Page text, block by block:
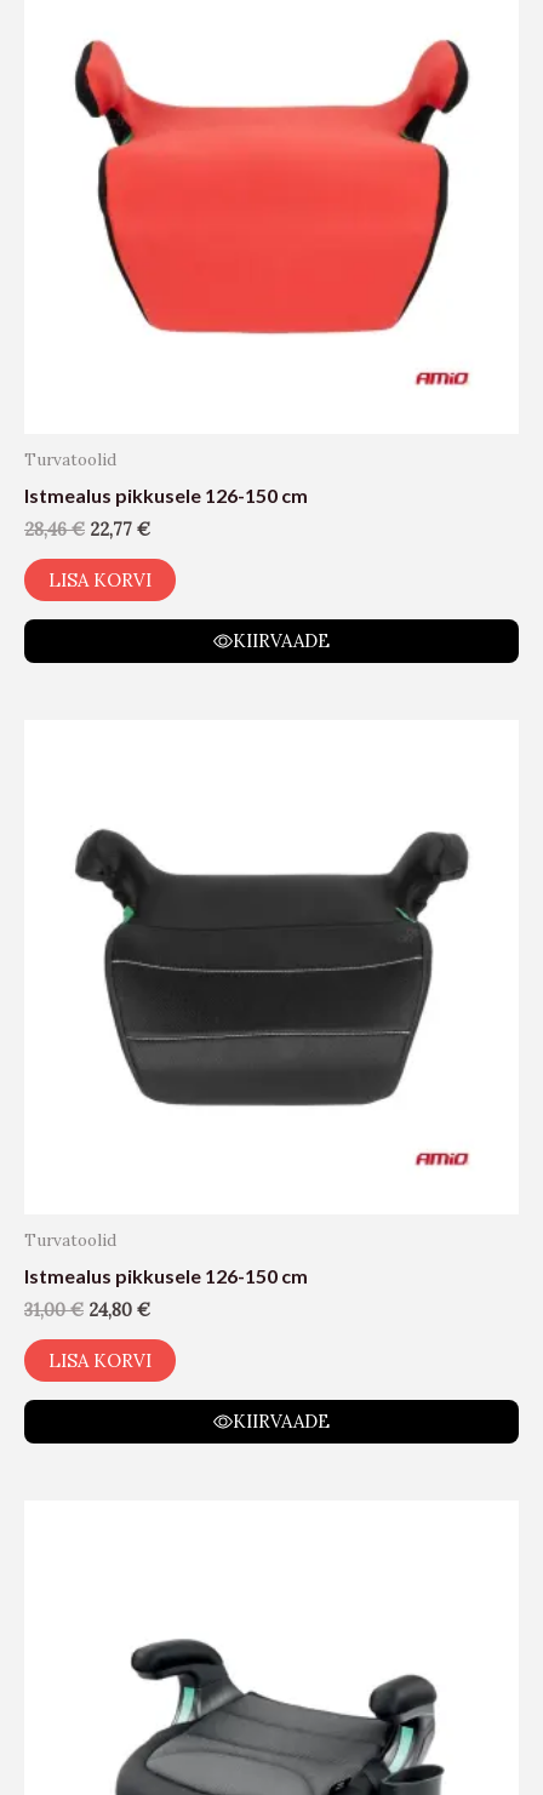
Turvatoolid
Istmealus pikkusele 126-150 cm
28,46€ 22,77 €
LISA KORVI
KIIRVAADE
Turvatoolid
Istmealus pikkusele 126-150 cm
31,00€ 24,80 €
LISA KORVI
KIIRVAADE